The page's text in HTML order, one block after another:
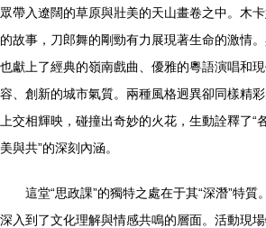
眾帶入遼闊的草原與壯美的天山畫卷之中。木
的故事，刀郎舞的剛勁有力展現著生命的激情
也獻上了經典的嶺南戲曲、優雅的粵語演唱和
容、創新的城市氣質。兩種風格迥異卻同樣精
上交相輝映，碰撞出奇妙的火花，生動詮釋了“
美與共”的深刻內涵。
這堂“思政課”的獨特之處在于其“深潛”特質
深入到了文化理解與情感共鳴的層面。活動現